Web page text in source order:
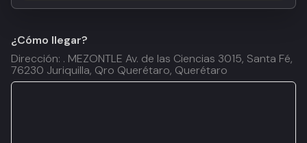
¿Cómo llegar?
Dirección: . MEZONTLE Av. de las Ciencias 3015, Santa Fé,
76230 Juriquilla, Qro Querétaro, Querétaro